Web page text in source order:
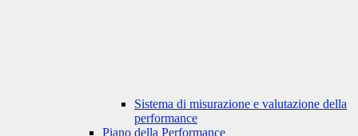
Sistema di misurazione e valutazione della
performance
Piano della Performance